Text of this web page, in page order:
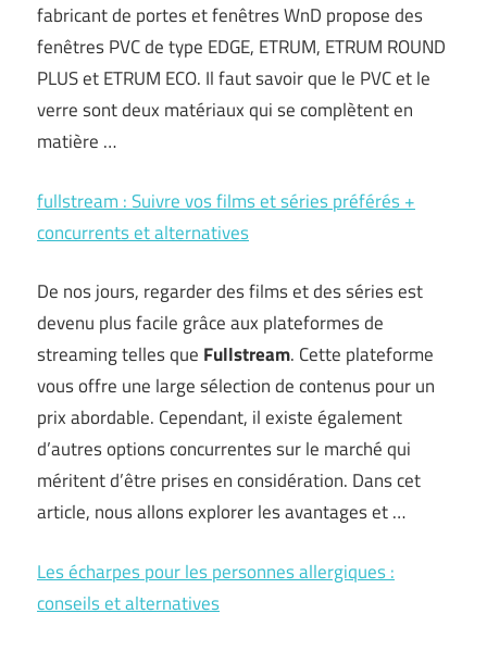
fabricant de portes et fenêtres WnD propose des
fenêtres PVC de type EDGE, ETRUM, ETRUM ROUND
PLUS et ETRUM ECO. Il faut savoir que le PVC et le
verre sont deux matériaux qui se complètent en
matière …
fullstream : Suivre vos films et séries préférés +
concurrents et alternatives
De nos jours, regarder des films et des séries est
devenu plus facile grâce aux plateformes de
streaming telles que Fullstream. Cette plateforme
vous offre une large sélection de contenus pour un
prix abordable. Cependant, il existe également
d’autres options concurrentes sur le marché qui
méritent d’être prises en considération. Dans cet
article, nous allons explorer les avantages et …
Les écharpes pour les personnes allergiques :
conseils et alternatives